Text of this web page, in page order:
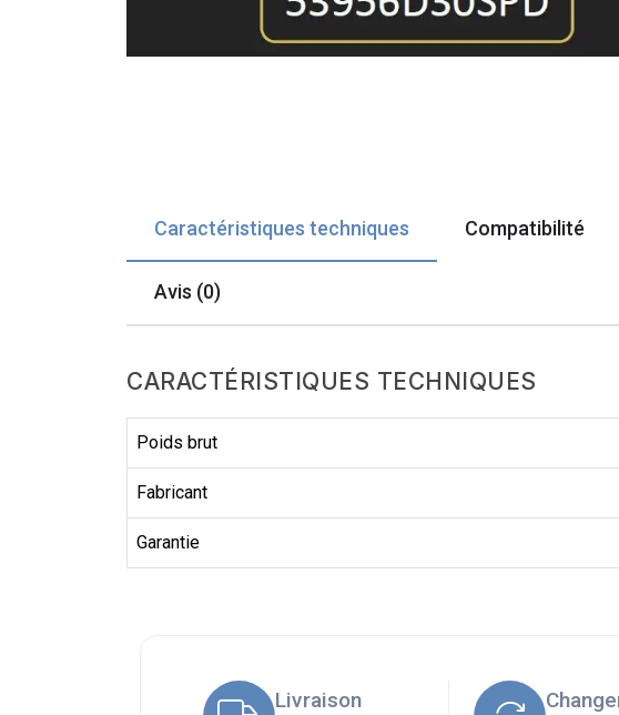
Caractéristiques techniques Compatibilité
Avis (0)
CARACTÉRISTIQUES TECHNIQUES
Poids brut
Fabricant
Garantie
Livraison